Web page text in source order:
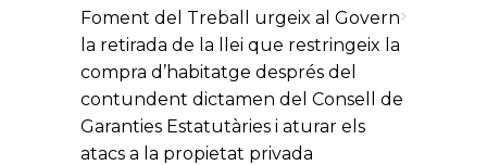
Foment del Treball urgeix al Govern
la retirada de la llei que restringeix la
compra d’habitatge després del
contundent dictamen del Consell de
Garanties Estatutàries i aturar els
atacs a la propietat privada